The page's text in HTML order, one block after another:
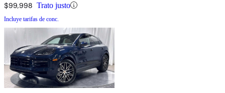
$99,998 Trato justo
Incluye tarifas de conc.